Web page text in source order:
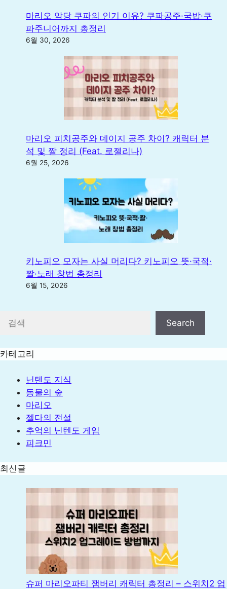
마리오 악당 쿠파의 인기 이유? 쿠파공주·국밥·쿠
파주니어까지 총정리
6월 30, 2026
마리오 피치공주와 데이지 공주 차이? 캐릭터 분
석 및 짤 정리 (Feat. 로젤리나)
6월 25, 2026
키노피오 모자는 사실 머리다? 키노피오 뜻·국적·
짤·노래 창법 총정리
6월 15, 2026
Search
카테고리
닌텐도 지식
동물의 숲
마리오
젤다의 전설
추억의 닌텐도 게임
피크민
최신글
슈퍼 마리오파티 잼버리 캐릭터 총정리 – 스위치2 업